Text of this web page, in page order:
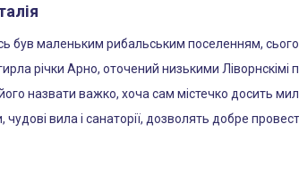
був маленьким рибальським поселенням,
річки Арно, оточений низькими
назвати важко, хоча сам містечко досить
вила і санаторії, дозволять добре